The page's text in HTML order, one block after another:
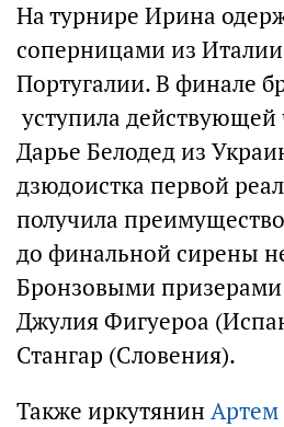
На турнире Ирина
соперницами из
Португалии. В финале
уступила
Дарье Белодед из
дзюдоистка первой
получила
до финальной сирены
Бронзовыми призерами
Джулия Фигуероа
Стангар (Словения).
Также иркутянин Артем